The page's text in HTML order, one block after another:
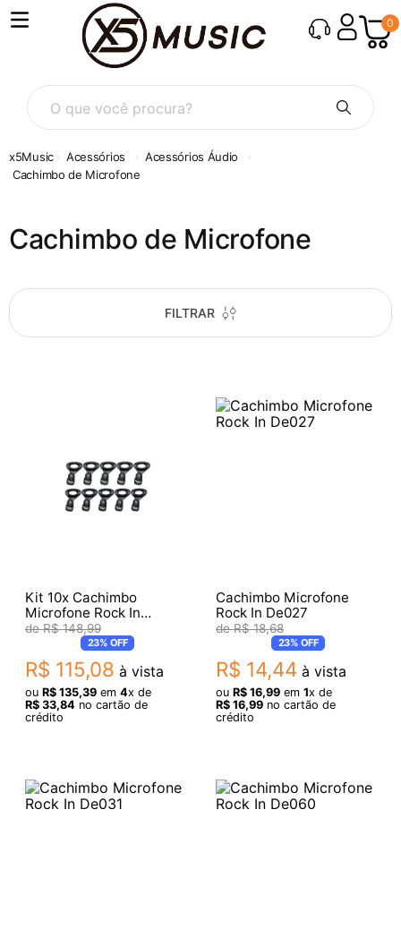
0
O que você procura?
Acessórios
Acessórios Áudio
Cachimbo de Microfone
Cachimbo de Microfone
FILTRAR
Kit 10x Cachimbo
Microfone Rock In
De031
R$ 148,99
23%OFF
R$ 115,08 à vista
ou R$ 135,39em 4x de
R$ 33,84no cartão de
crédito
Cachimbo Microfone
Rock In De027
R$ 18,68
23%OFF
R$ 14,44 à vista
ou R$ 16,99em 1x de
R$ 16,99no cartão de
crédito